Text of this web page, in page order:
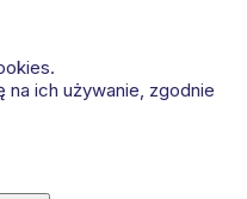
ich używanie, zgodnie